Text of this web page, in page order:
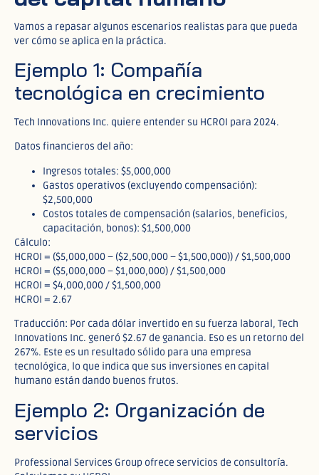
Vamos a repasar algunos escenarios realistas para que pueda
ver cómo se aplica en la práctica.
Ejemplo 1: Compañía
tecnológica en crecimiento
Tech Innovations Inc. quiere entender su HCROI para 2024.
Datos financieros del año:
Ingresos totales: $5,000,000
Gastos operativos (excluyendo compensación):
$2,500,000
Costos totales de compensación (salarios, beneficios,
capacitación, bonos): $1,500,000
Cálculo:
HCROI = ($5,000,000 – ($2,500,000 – $1,500,000)) / $1,500,000
HCROI = ($5,000,000 – $1,000,000) / $1,500,000
HCROI = $4,000,000 / $1,500,000
HCROI = 2.67
Traducción: Por cada dólar invertido en su fuerza laboral, Tech
Innovations Inc. generó $2.67 de ganancia. Eso es un retorno del
267%. Este es un resultado sólido para una empresa
tecnológica, lo que indica que sus inversiones en capital
humano están dando buenos frutos.
Ejemplo 2: Organización de
servicios
Professional Services Group ofrece servicios de consultoría.